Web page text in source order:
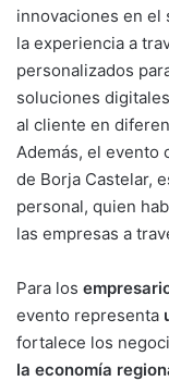
innovaciones en el
la experiencia a
personalizados
soluciones
al cliente en
Además, el evento
de Borja Castelar,
personal, quien
las empresas a
Para los
evento representa
fortalece los
la economía